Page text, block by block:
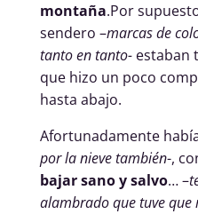
montaña.Por
sendero –marcas de
tanto en tanto-estaban
que hizo un poco
hasta abajo.
Afortunadamente
por la nieve también-,
bajar sano y salvo… –
alambrado que tuve